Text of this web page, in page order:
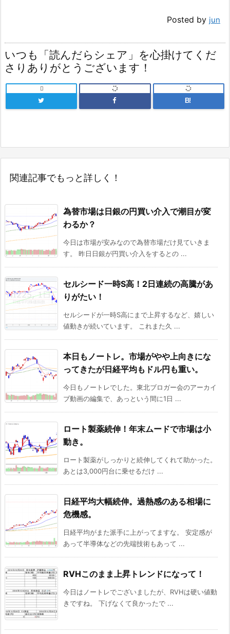
Posted by jun
いつも「読んだらシェア」を心掛けてくだ
さりありがとうございます！

B!
関連記事でもっと詳しく！
為替市場は日銀の円買い介入で潮目が変
わるか？
今日は市場が安みなので為替市場だけ見ていきま
す。 昨日日銀が円買い介入をするとの ...
セルシード一時S高！2日連続の高騰があ
りがたい！
セルシードが一時S高にまで上昇するなど、嬉しい
値動きが続いています。 これまた久 ...
本日もノートレ。市場がやや上向きにな
ってきたが日経平均もドル円も重い。
今日もノートレでした。東北ブロガー会のアーカイ
ブ動画の編集で、あっという間に1日 ...
ロート製薬続伸！年末ムードで市場は小
動き。
ロート製薬がしっかりと続伸してくれて助かった。
あとは3,000円台に乗せるだけ ...
日経平均大幅続伸。過熱感のある相場に
危機感。
日経平均がまた派手に上がってますな。 安定感が
あって半導体などの先端技術もあって ...
RVHこのまま上昇トレンドになって！
今日はノートレでございましたが、RVHは硬い値動
きですね。 下げなくて良かったで ...